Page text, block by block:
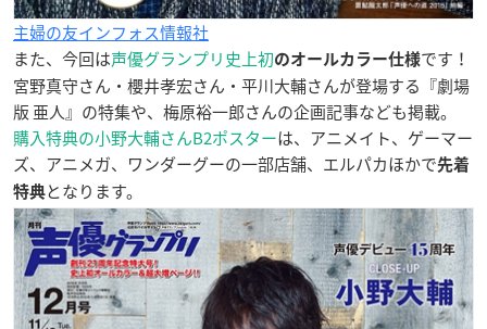
主婦の友インフォス情報社
また、今回は声優グランプリ史上初のオールカラー仕様です！
宮野真守さん・櫻井孝宏さん・平川大輔さんが登場する『劇場
版 亜人』の特集や、梅原裕一郎さんの企画記事なども掲載。
購入特典の小野大輔さんB2ポスターは、アニメイト、ゲーマー
ズ、アニメガ、ワンダーグーの一部店舗、エルパカほかで先着
特典となります。